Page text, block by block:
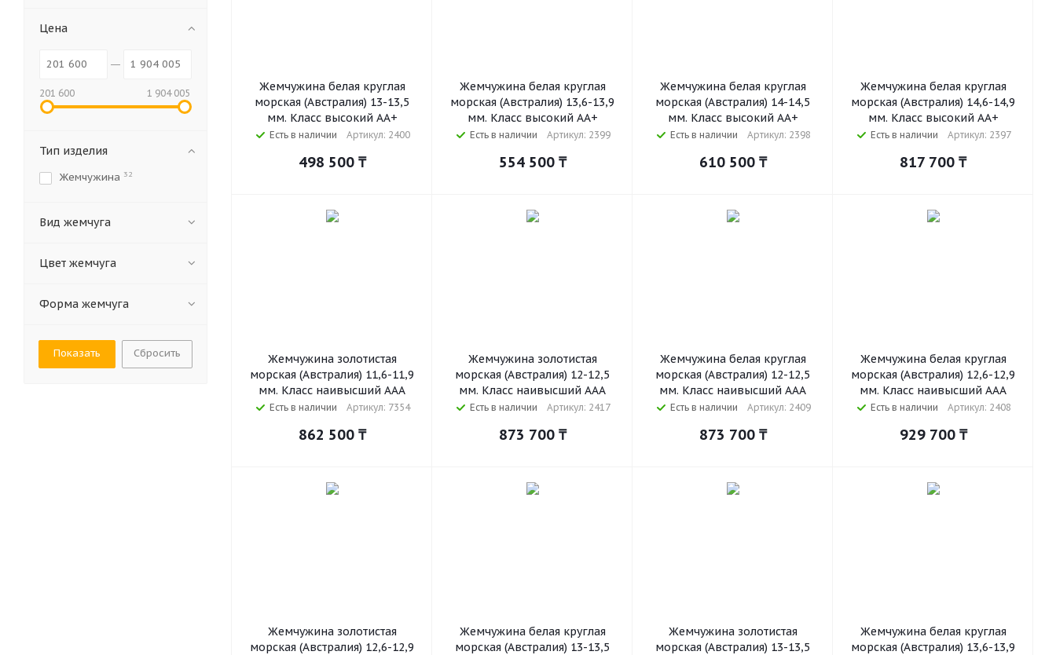
Жемчужина белая круглая
морская (Австралия) 13-13,5
мм. Класс высокий АА+
Есть в наличии Артикул: 2400
498 500₸
Жемчужина белая круглая
морская (Австралия) 13,6-13,9
мм. Класс высокий АА+
Есть в наличии Артикул: 2399
554 500₸
Жемчужина белая круглая
морская (Австралия) 14-14,5
мм. Класс высокий АА+
Есть в наличии Артикул: 2398
610 500₸
Жемчужина белая круглая
морская (Австралия) 14,6-14,9
мм. Класс высокий АА+
Есть в наличии Артикул: 2397
817 700 ₸
Жемчужина золотистая
морская (Австралия) 11,6-11,9
мм. Класс наивысший ААА
Есть в наличии Артикул: 7354
862 500₸
Жемчужина золотистая
морская (Австралия) 12-12,5
мм. Класс наивысший ААА
Есть в наличии Артикул: 2417
873 700₸
Жемчужина белая круглая
морская (Австралия) 12-12,5
мм. Класс наивысший ААА
Есть в наличии Артикул: 2409
873 700₸
Жемчужина белая круглая
морская (Австралия) 12,6-12,9
мм. Класс наивысший ААА
Есть в наличии Артикул: 2408
929 700₸
Жемчужина золотистая
морская (Австралия) 12,6-12,9
Жемчужина белая круглая
морская (Австралия) 13-13,5
Жемчужина золотистая
морская (Австралия) 13-13,5
Жемчужина белая круглая
морская (Австралия) 13,6-13,9
Цена
201 600 1 904 005
Тип изделия
Жемчужина 32
Вид жемчуга
Цвет жемчуга
Форма жемчуга
Сбросить